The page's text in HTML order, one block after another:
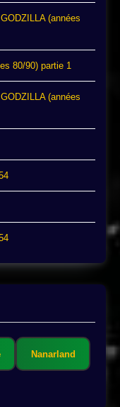
GODZILLA (années
80/90) partie 1
GODZILLA (années
Nanarland